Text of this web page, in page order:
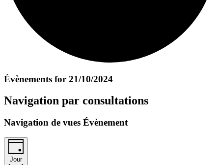
Évènements for 21/10/2024
Navigation par consultations
Navigation de vues Évènement
Jour